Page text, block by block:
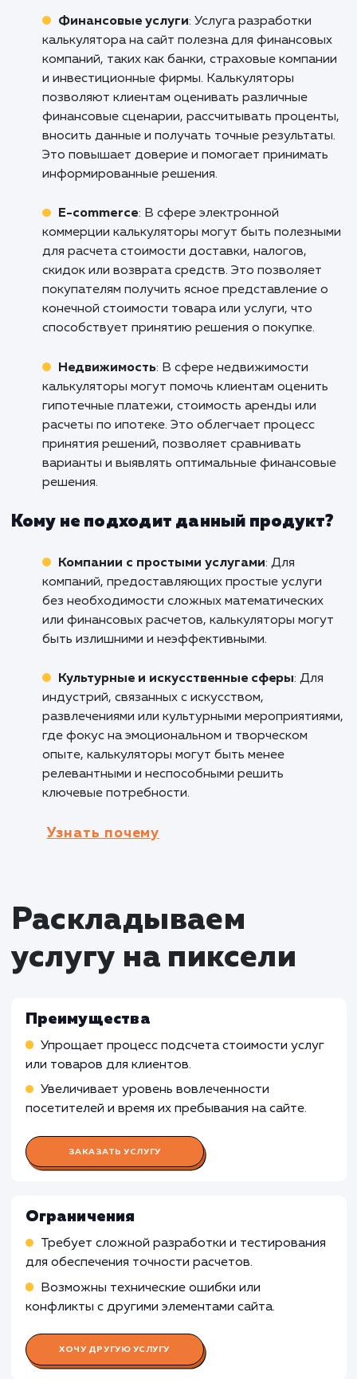
Не упустите возможность упростить
покупки для ваших клиентов и
эффективность работы вашего
Обратитесь к нам сейчас, чтобы
для вашего сайта. Вместе мы сможем
ваш бизнес еще успешнее!
Кому подходит данный продукт?
калькулятора на сайт полезна для
компаний, таких как банки, страховые
и инвестиционные фирмы. Калькуляторы
позволяют клиентам оценивать различные
финансовые сценарии, рассчитывать
вносить данные и получать точные
информированные решения.
E-commerce: В сфере электронной
коммерции калькуляторы могут быть
для расчета стоимости доставки, налогов,
скидок или возврата средств. Это позволяет
покупателям получить ясное представление
способствует принятию решения о покупке.
Недвижимость : В сфере недвижимости
калькуляторы могут помочь клиентам
гипотечные платежи, стоимость аренды или
расчеты по ипотеке. Это облегчает процесс
варианты и выявлять оптимальные
Кому не подходит данный
Компании с простыми услугами: Для
компаний, предоставляющих простые услуги
Культурные и искусственные сферы
индустрий, связанных с искусством,
развлечениями или культурными
где фокус на эмоциональном и творческом
опыте, калькуляторы могут быть менее
Узнать почему
Раскладываем